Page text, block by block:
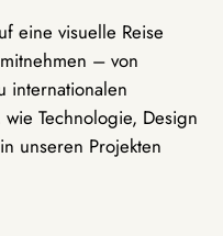
eine visuelle Reise
– von
internationalen
Technologie, Design
unseren Projekten